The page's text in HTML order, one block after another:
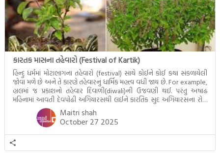
કારતક માસના તહેવારો (Festival of Kartik)
હિન્દુ ધર્મમાં મોટાભાગના તહેવારો (festival) સાથે કોઈને કોઈ કથા સંકળાયેલી
જોવા મળે છે અને તે કારણે તહેવારનું ધાર્મિક મહત્ત્વ વધી જાય છે. For example,
હાલમાં જ પ્રકાશનો તહેવાર દિવાળી(diwali)ની ઉજવણી થઈ. પરંતુ અષાઢ
મહિનામાં આવતી દેવપોઢી અગિયારસથી લઈને કારતિક સુદ અગિયારસના રોજ
આવતી દેવ ઊઠી અગિયારસ વચ્ચે મોટેભાગે યજ્ઞોપવીત સંસ્કાર, લગ્ન,
દીક્ષાગ્રહણ, યજ્ઞ, ગૃહપ્રવેશ જેવા […]
Maitri shah
October 27 2025